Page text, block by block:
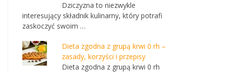
Dziczyzna to niezwykle
interesujący składnik kulinarny, który potrafi
zaskoczyć swoim …
Dieta zgodna z grupą krwi 0 rh –
zasady, korzyści i przepisy
Dieta zgodna z grupą krwi 0 rh